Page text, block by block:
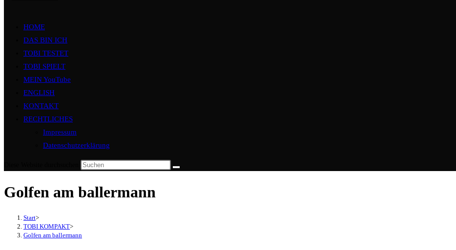
HOME
DAS BIN ICH
TOBI TESTET
TOBI SPIELT
MEIN YouTube
ENGLISH
KONTAKT
RECHTLICHES
Impressum
Datenschutzerklärung
Golfen am ballermann
Start>
TOBI KOMPAKT>
Golfen am ballermann